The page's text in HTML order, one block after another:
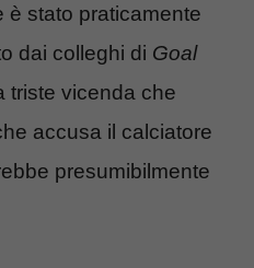
è stato praticamente
dai colleghi di Goal
triste vicenda che
accusa il calciatore
presumibilmente